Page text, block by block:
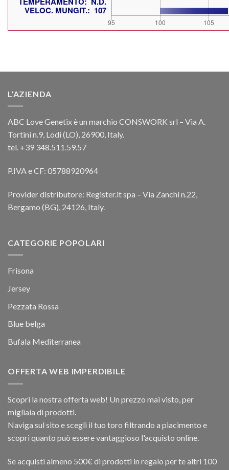
L’AZIENDA
ABC Love Genetix è un marchio CONSWORK srl – Via A.
Tortini n.9, Lodi (LO), 26900, Italy.
tel. +39 348.511.59.57
P.IVA e CF: 05788920964
Provider distributore: Register.it spa – Via Zanchi n.22,
Bergamo (BG), 24126, Italy.
CATEGORIE POPOLARI
Frisona
Jersey
Pezzata Rossa
Blue belga
Bufala Mediterranea
OFFERTA WEB IMPERDIBILE
Scopri la nostra offerta web! Un prezzo mai visto, per
migliaia di prodotti.
Naviga sul sito e scegli il tuo toro filtrando a piacimento e
scopri quanto può essere vantaggioso l'acquisto online.
Se acquisti almeno 500€ di prodotti in regalo per te altri 100